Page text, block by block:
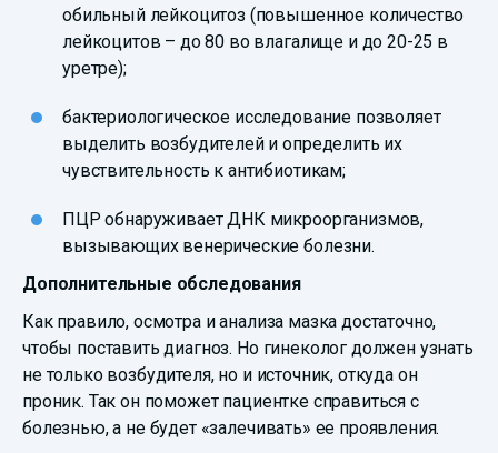
обильный лейкоцитоз (повышенное количество
лейкоцитов – до 80 во влагалище и до 20-25 в
уретре);
бактериологическое исследование позволяет
выделить возбудителей и определить их
чувствительность к антибиотикам;
ПЦР обнаруживает ДНК микроорганизмов,
вызывающих венерические болезни.
Дополнительные обследования
Как правило, осмотра и анализа мазка достаточно,
чтобы поставить диагноз. Но гинеколог должен узнать
не только возбудителя, но и источник, откуда он
проник. Так он поможет пациентке справиться с
болезнью, а не будет «залечивать» ее проявления.